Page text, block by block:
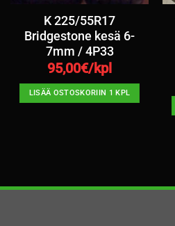
K 225/55R17
Bridgestone kesä 6-
7mm / 4P33
95,00€/kpl
LISÄÄ OSTOSKORIIN 1 KPL